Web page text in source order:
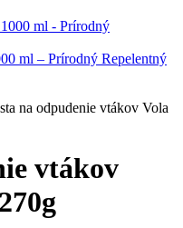
ml – Prírodný Repelentný
na odpudenie vtákov Vola
vtákov